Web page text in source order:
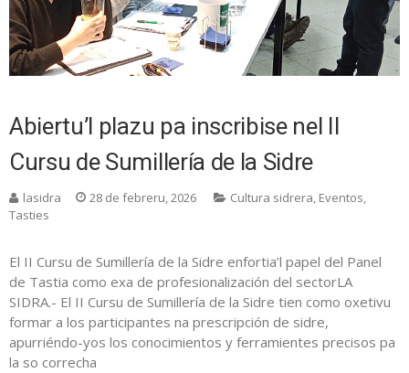
Abiertu’l plazu pa inscribise nel II
Cursu de Sumillería de la Sidre
lasidra 28 de febreru, 2026 Cultura sidrera, Eventos,
Tasties
El II Cursu de Sumillería de la Sidre enfortia’l papel del Panel
de Tastia como exa de profesionalización del sectorLA
SIDRA.- El II Cursu de Sumillería de la Sidre tien como oxetivu
formar a los participantes na prescripción de sidre,
apurriéndo-yos los conocimientos y ferramientes precisos pa
la so correcha